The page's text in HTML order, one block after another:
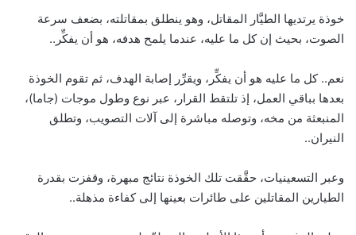
خوذة يرتديها الطيَّار المقاتل، وهو ينطلق بمقاتلته، بضعف سرعة
الصوت، بحيث إن كل ما عليه، عندما يلمح هدفه، هو أن يفكِّر..
نعم.. كل ما عليه هو أن يفكِّر، ويقرِّر إصابة الهدف، ثم تقوم الخوذة
بعدها بباقي العمل، إذ تلتقط القرار، عبر نوع وطول موجات (جاما)،
المنبعثة من مخه، وتوصله مباشرة إلى آلات التصويب، وتطلق
النيران..
وعبر التسعينيات، حقَّقت تلك الخوذة نتائج مبهرة، وقفزت بقدرة
الطيارين المقاتلين على طائرات بعينها إلى كفاءة مذهلة..